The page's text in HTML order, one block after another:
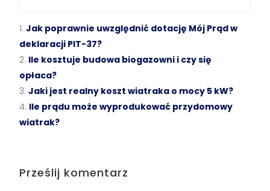
Jak poprawnie uwzględnić dotację Mój Prąd w
deklaracji PIT-37?
Ile kosztuje budowa biogazowni i czy się
opłaca?
Jaki jest realny koszt wiatraka o mocy 5 kW?
Ile prądu może wyprodukować przydomowy
wiatrak?
Prześlij komentarz